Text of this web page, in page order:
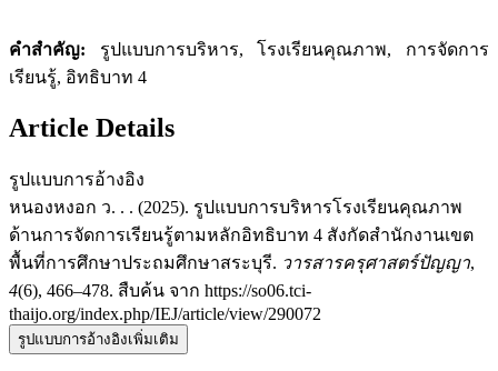
คำสำคัญ: รูปแบบการบริหาร, โรงเรียนคุณภาพ, การจัดการ
เรียนรู้, อิทธิบาท 4
Article Details
รูปแบบการอ้างอิง
หนองหงอก ว. . . (2025). รูปแบบการบริหารโรงเรียนคุณภาพ
ด้านการจัดการเรียนรู้ตามหลักอิทธิบาท 4 สังกัดสำนักงานเขต
พื้นที่การศึกษาประถมศึกษาสระบุรี. วารสารครุศาสตร์ปัญญา,
4(6), 466–478. สืบค้น จาก https://so06.tci-
thaijo.org/index.php/IEJ/article/view/290072
รูปแบบการอ้างอิงเพิ่มเติม